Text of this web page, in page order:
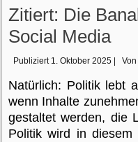
Zitiert: Die
Social Media
Publiziert 1. Oktober 2025 Von
Natürlich: Politik lebt
wenn Inhalte
gestaltet werden, die
Politik wird in diesem